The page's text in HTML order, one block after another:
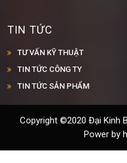
TIN TỨC
TƯ VẤN KỸ THUẬT
TIN TỨC CÔNG TY
TIN TỨC SẢN PHẨM
Copyright ©2020 Đại Kinh
Power by